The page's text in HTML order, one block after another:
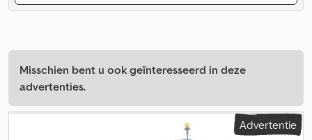
Misschien bent u ook geïnteresseerd in deze
advertenties.
Advertentie